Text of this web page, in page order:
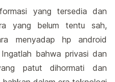
yang tersedia dan
yang belum tentu sah,
menyadap hp android
bahwa privasi dan
patut dihormati dan